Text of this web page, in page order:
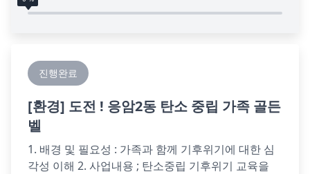
진행완료
[환경] 도전 ! 응암2동 탄소 중립 가족 골든
벨
1. 배경 및 필요성 : 가족과 함께 기후위기에 대한 심
각성 이해 2. 사업내용 ; 탄소중립 기후위기 교육을